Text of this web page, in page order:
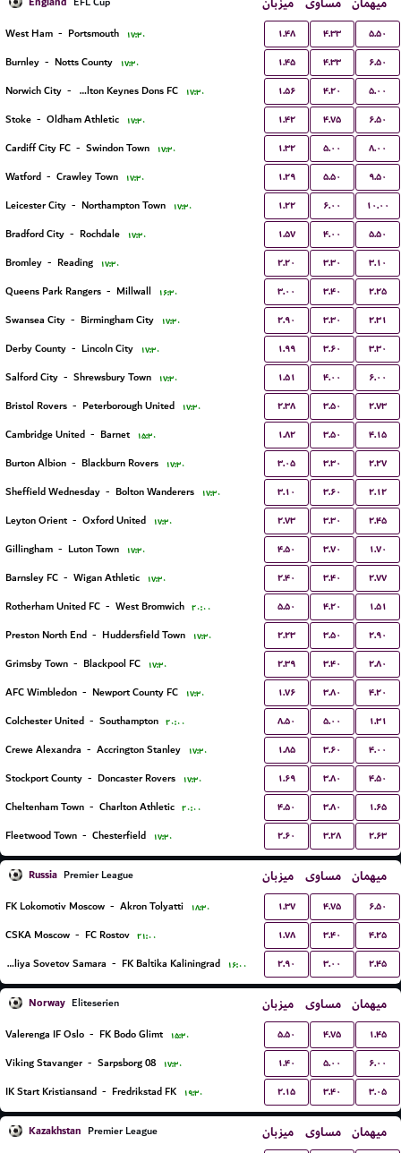
West Ham - Portsmouth ۱۷:۳۰ ۱.۴۸ ۴.۳۳ ۵.۵۰
Burnley - Notts County ۱۷:۳۰ ۱.۴۵ ۴.۳۳ ۶.۵۰
Norwich City - Milton Keynes Dons FC ۱۷:۳۰ ۱.۵۶ ۴.۲۰ ۵.۰۰
Stoke - Oldham Athletic ۱۷:۳۰ ۱.۴۲ ۴.۷۵ ۶.۵۰
Cardiff City FC - Swindon Town ۱۷:۳۰ ۱.۳۲ ۵.۰۰ ۸.۰۰
Watford - Crawley Town ۱۷:۳۰ ۱.۲۹ ۵.۵۰ ۹.۵۰
Leicester City - Northampton Town ۱۷:۳۰ ۱.۲۲ ۶.۰۰ ۱۰.۰۰
Bradford City - Rochdale ۱۷:۳۰ ۱.۵۷ ۴.۰۰ ۵.۵۰
Bromley - Reading ۱۷:۳۰ ۲.۲۰ ۳.۳۰ ۳.۱۰
Queens Park Rangers - Millwall ۱۶:۳۰ ۳.۰۰ ۳.۴۰ ۲.۲۵
Swansea City - Birmingham City ۱۷:۳۰ ۲.۹۰ ۳.۳۰ ۲.۳۱
Derby County - Lincoln City ۱۷:۳۰ ۱.۹۹ ۳.۶۰ ۳.۳۰
Salford City - Shrewsbury Town ۱۷:۳۰ ۱.۵۱ ۴.۰۰ ۶.۰۰
Bristol Rovers - Peterborough United ۱۷:۳۰ ۲.۳۸ ۳.۵۰ ۲.۷۳
Cambridge United - Barnet ۱۵:۳۰ ۱.۸۲ ۳.۵۰ ۴.۱۵
Burton Albion - Blackburn Rovers ۱۷:۳۰ ۳.۰۵ ۳.۳۰ ۲.۲۷
Sheffield Wednesday - Bolton Wanderers ۱۷:۳۰ ۳.۱۰ ۳.۶۰ ۲.۱۲
Leyton Orient - Oxford United ۱۷:۳۰ ۲.۷۳ ۳.۳۰ ۲.۴۵
Gillingham - Luton Town ۱۷:۳۰ ۴.۵۰ ۳.۷۰ ۱.۷۰
Barnsley FC - Wigan Athletic ۱۷:۳۰ ۲.۴۰ ۳.۴۰ ۲.۷۷
Rotherham United FC - West Bromwich ۲۰:۰۰ ۵.۵۰ ۴.۲۰ ۱.۵۱
Preston North End - Huddersfield Town ۱۷:۳۰ ۲.۲۳ ۳.۵۰ ۲.۹۰
Grimsby Town - Blackpool FC ۱۷:۳۰ ۲.۳۹ ۳.۴۰ ۲.۸۰
AFC Wimbledon - Newport County FC ۱۷:۳۰ ۱.۷۶ ۳.۸۰ ۴.۲۰
Colchester United - Southampton ۲۰:۰۰ ۸.۵۰ ۵.۰۰ ۱.۳۱
Crewe Alexandra - Accrington Stanley ۱۷:۳۰ ۱.۸۵ ۳.۶۰ ۴.۰۰
Stockport County - Doncaster Rovers ۱۷:۳۰ ۱.۶۹ ۳.۸۰ ۴.۵۰
Cheltenham Town - Charlton Athletic ۲۰:۰۰ ۴.۵۰ ۳.۸۰ ۱.۶۵
Fleetwood Town - Chesterfield ۱۷:۳۰ ۲.۶۰ ۳.۲۸ ۲.۶۳
Russia Premier League میزبان مساوی میهمان
FK Lokomotiv Moscow - Akron Tolyatti ۱۸:۳۰ ۱.۳۷ ۴.۷۵ ۶.۵۰
CSKA Moscow - FC Rostov ۲۱:۰۰ ۱.۷۸ ۳.۴۰ ۴.۲۵
PFK Kryliya Sovetov Samara - FK Baltika Kaliningrad ۱۶:۰۰ ۲.۹۰ ۳.۰۰ ۲.۴۵
Norway Eliteserien میزبان مساوی میهمان
Valerenga IF Oslo - FK Bodo Glimt ۱۵:۳۰ ۵.۵۰ ۴.۷۵ ۱.۴۵
Viking Stavanger - Sarpsborg 08 ۱۷:۳۰ ۱.۴۰ ۵.۰۰ ۶.۰۰
IK Start Kristiansand - Fredrikstad FK ۱۹:۳۰ ۲.۱۵ ۳.۴۰ ۳.۰۵
Kazakhstan Premier League میزبان مساوی میهمان